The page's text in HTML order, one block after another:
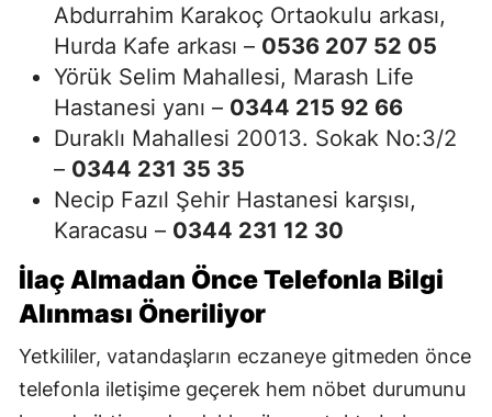
Abdurrahim Karakoç Ortaokulu arkası,
Hurda Kafe arkası – 0536 207 52 05
Yörük Selim Mahallesi, Marash Life
Hastanesi yanı – 0344 215 92 66
Duraklı Mahallesi 20013. Sokak No:3/2
– 0344 231 35 35
Necip Fazıl Şehir Hastanesi karşısı,
Karacasu – 0344 231 12 30
İlaç Almadan Önce Telefonla Bilgi
Alınması Öneriliyor
Yetkililer, vatandaşların eczaneye gitmeden önce
telefonla iletişime geçerek hem nöbet durumunu